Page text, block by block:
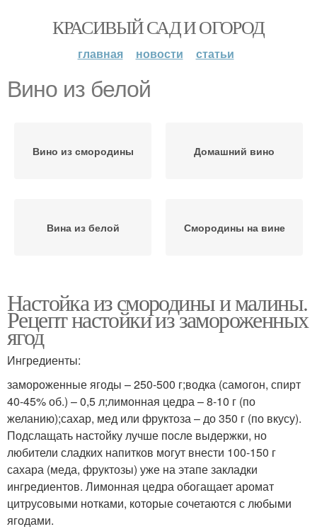
КРАСИВЫЙ САД И ОГОРОД
главная новости статьи
Вино из белой
Вино из смородины Домашний вино
Вина из белой Смородины на вине
Настойка из смородины и малины.
Рецепт настойки из замороженных
ягод
Ингредиенты:
замороженные ягоды – 250-500 г;водка (самогон, спирт
40-45% об.) – 0,5 л;лимонная цедра – 8-10 г (по
желанию);сахар, мед или фруктоза – до 350 г (по вкусу).
Подслащать настойку лучше после выдержки, но
любители сладких напитков могут внести 100-150 г
сахара (меда, фруктозы) уже на этапе закладки
ингредиентов. Лимонная цедра обогащает аромат
цитрусовыми нотками, которые сочетаются с любыми
ягодами.